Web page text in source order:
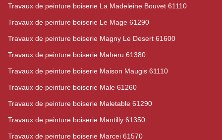
Travaux de peinture boiserie La Madeleine Bouvet 61110
Travaux de peinture boiserie Le Mage 61290
Travaux de peinture boiserie Magny Le Desert 61600
Travaux de peinture boiserie Maheru 61380
Travaux de peinture boiserie Maison Maugis 61110
Travaux de peinture boiserie Male 61260
Travaux de peinture boiserie Maletable 61290
Travaux de peinture boiserie Mantilly 61350
Travaux de peinture boiserie Marcei 61570